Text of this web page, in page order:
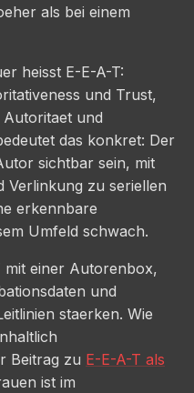
als bei einem
heisst E-E-A-T:
und Trust,
und
das konkret: Der
sichtbar sein, mit
Verlinkung zu seriellen
erkennbare
Umfeld schwach.
mit einer Autorenbox,
und
staerken. Wie
Beitrag zu E-E-A-T als
ist im